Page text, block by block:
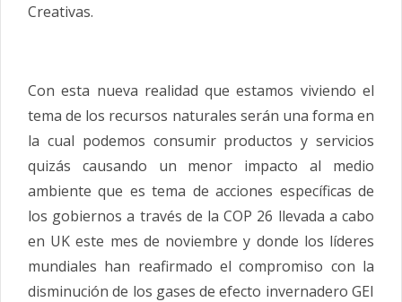
Creativas.
Con esta nueva realidad que estamos viviendo el
tema de los recursos naturales serán una forma en
la cual podemos consumir productos y servicios
quizás causando un menor impacto al medio
ambiente que es tema de acciones específicas de
los gobiernos a través de la COP 26 llevada a cabo
en UK este mes de noviembre y donde los líderes
mundiales han reafirmado el compromiso con la
disminución de los gases de efecto invernadero GEI